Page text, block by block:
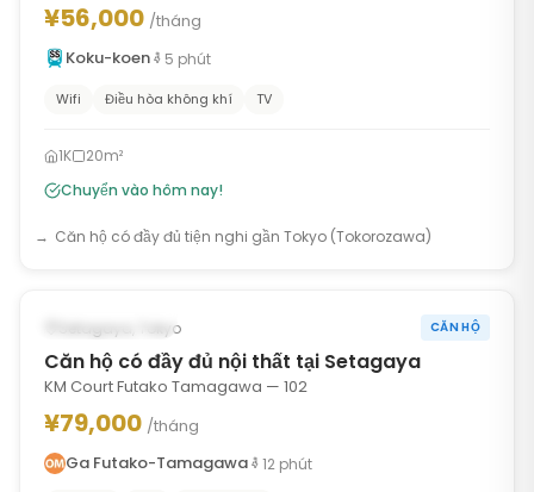
¥56,000 /tháng
Koku-koen
5 phút
Wifi Điều hòa không khí TV
1K
20m²
Chuyển vào hôm nay!
Căn hộ có đầy đủ tiện nghi gần Tokyo (Tokorozawa)
CÓ SẴN NGAY
Setagaya, Tokyo CĂN HỘ
Căn hộ có đầy đủ nội thất tại Setagaya
KM Court Futako Tamagawa — 102
¥79,000 /tháng
Ga Futako-Tamagawa
12 phút